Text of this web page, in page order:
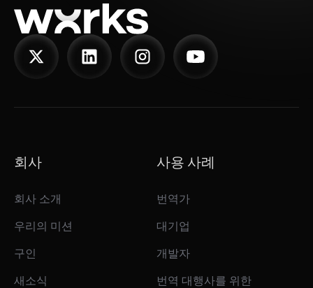
회사
회사 소개
우리의 미션
구인
새소식
사용 사례
번역가
대기업
개발자
번역 대행사를 위한